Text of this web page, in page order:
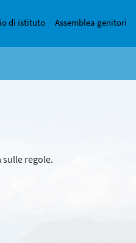
di istituto Assemblea genitori
sulle regole.